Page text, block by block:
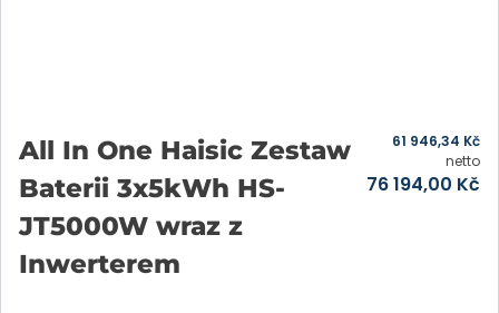
All In One Haisic Zestaw
Baterii 3x5kWh HS-
JT5000W wraz z
Inwerterem
76 194,00 Kč
61 946,34 Kč
netto